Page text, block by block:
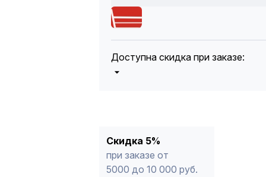
Доступна скидка при заказе:
* -Для заказов, состоящих
продукции, максимальная скидка
Скидка 5%
при заказе от
5000 до 10 000 руб.